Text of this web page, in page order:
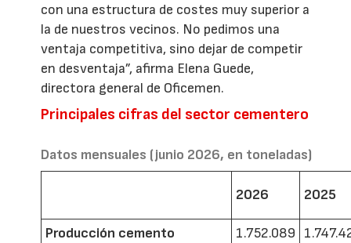
con una estructura de costes muy superior a
la de nuestros vecinos. No pedimos una
ventaja competitiva, sino dejar de competir
en desventaja”, afirma Elena Guede,
directora general de Oficemen.
Principales cifras del sector cementero
Datos mensuales (junio 2026, en toneladas)
2026 2025
Producción cemento 1.752.089